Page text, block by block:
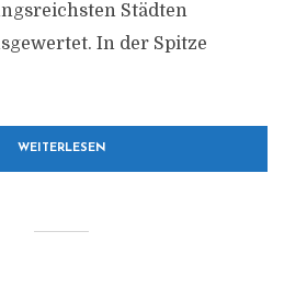
Städten
In der Spitze
WEITERLESEN